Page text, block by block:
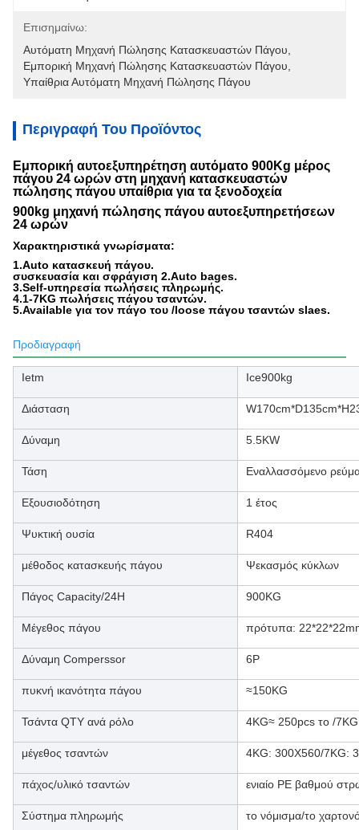
Επισημαίνω:
Αυτόματη Μηχανή Πώλησης Κατασκευαστών Πάγου
Εμπορική Μηχανή Πώλησης Κατασκευαστών Πάγου
Υπαίθρια Αυτόματη Μηχανή Πώλησης Πάγου
Περιγραφή Του Προϊόντος
Εμπορική αυτοεξυπηρέτηση αυτόματο 900Kg μέρος
πάγου 24 ωρών στη μηχανή κατασκευαστών
πώλησης πάγου υπαίθρια για τα ξενοδοχεία
900kg μηχανή πώλησης πάγου αυτοεξυπηρετήσεων
24 ωρών
Χαρακτηριστικά γνωρίσματα:
1.Auto κατασκευή πάγου.
συσκευασία και σφράγιση 2.Auto bages.
3.Self-υπηρεσία πωλήσεις πληρωμής.
4.1-7KG πωλήσεις πάγου τσαντών.
5.Available για τον πάγο του /loose πάγου τσαντών slaes.
Προδιαγραφή
Ietm Ice900kg
Διάσταση
Δύναμη 5.5KW
Τάση Εναλλασσόμενο
Εξουσιοδότηση 1 έτος
Ψυκτική ουσία R404
μέθοδος κατασκευής πάγου Ψεκασμός κύκλων
Πάγος Capacity/24H 900KG
Μέγεθος πάγου πρότυπα:
Δύναμη Comperssor 6P
πυκνή ικανότητα πάγου ≈150KG
Τσάντα QTY ανά ρόλο 4KG≈ 250pcs το /
μέγεθος τσαντών 4KG: 300X560/7KG:
πάχος/υλικό τσαντών ενιαίο PE βαθμού
Σύστημα πληρωμής το νόμισμα/το